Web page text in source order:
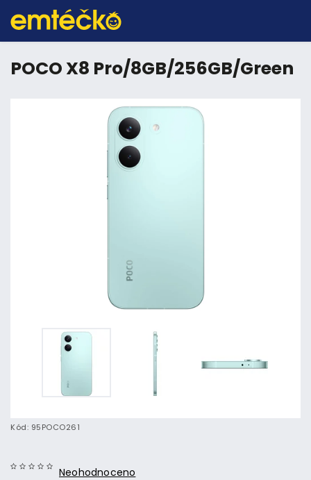
POCO X8 Pro/8GB/256GB/Green
Kód: 95POCO261
Neohodnoceno